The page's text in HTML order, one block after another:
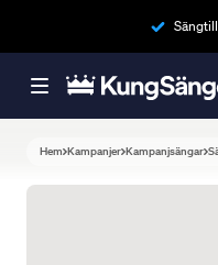
Hem Kampanjer Kampanjsängar